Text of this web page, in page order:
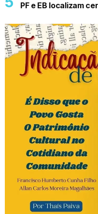
PF e EB localizam